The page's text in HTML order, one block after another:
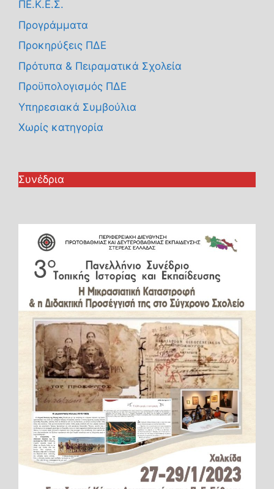
ΠΕ.Κ.Ε.Σ.
Προγράμματα
Προκηρύξεις ΠΔΕ
Πρότυπα & Πειραματικά Σχολεία
Προϋπολογισμός ΠΔΕ
Υπηρεσιακά Συμβούλια
Χωρίς κατηγορία
Συνέδρια